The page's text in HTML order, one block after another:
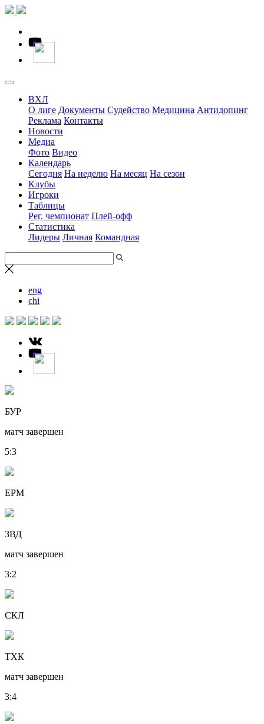
ВХЛ
О лиге Документы Судейство Медицина Антидопинг
Реклама Контакты
Новости
Медиа
Фото Видео
Календарь
Сегодня На неделю На месяц На сезон
Клубы
Игроки
Таблицы
Рег. чемпионат Плей-офф
Статистика
Лидеры Личная Командная
eng
chi
БУР
матч завершен
5:3
ЕРМ
ЗВД
матч завершен
3:2
СКЛ
ТХК
матч завершен
3:4